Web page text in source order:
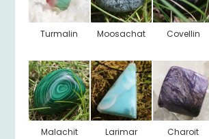
Turmalin Moosachat Covellin
Malachit Larimar Charoit